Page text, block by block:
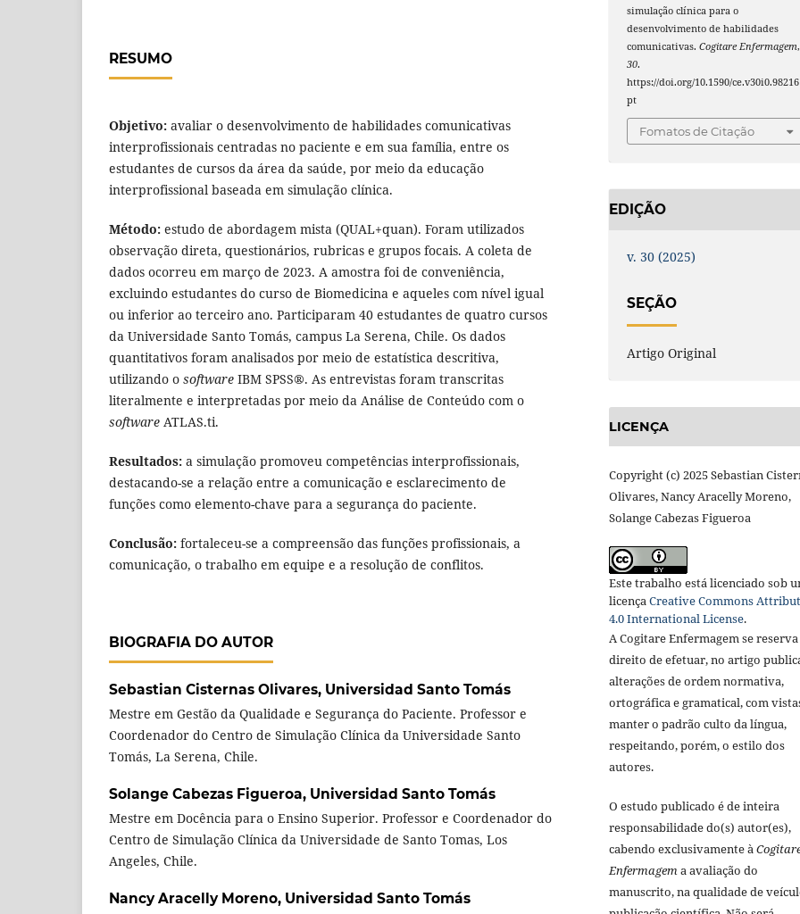
RESUMO
Objetivo: avaliar o desenvolvimento de habilidades comunicativas
interprofissionais centradas no paciente e em sua família, entre os
estudantes de cursos da área da saúde, por meio da educação
interprofissional baseada em simulação clínica.
Método: estudo de abordagem mista (QUAL+quan). Foram utilizados
observação direta, questionários, rubricas e grupos focais. A coleta de
dados ocorreu em março de 2023. A amostra foi de conveniência,
excluindo estudantes do curso de Biomedicina e aqueles com nível igual
ou inferior ao terceiro ano. Participaram 40 estudantes de quatro cursos
da Universidade Santo Tomás, campus La Serena, Chile. Os dados
quantitativos foram analisados por meio de estatística descritiva,
utilizando o software IBM SPSS®. As entrevistas foram transcritas
literalmente e interpretadas por meio da Análise de Conteúdo com o
software ATLAS.ti.
Resultados: a simulação promoveu competências interprofissionais,
destacando-se a relação entre a comunicação e esclarecimento de
funções como elemento-chave para a segurança do paciente.
Conclusão: fortaleceu-se a compreensão das funções profissionais, a
comunicação, o trabalho em equipe e a resolução de conflitos.
BIOGRAFIA DO AUTOR
Sebastian Cisternas Olivares, Universidad Santo Tomás
Mestre em Gestão da Qualidade e Segurança do Paciente. Professor e
Coordenador do Centro de Simulação Clínica da Universidade Santo
Tomás, La Serena, Chile.
Solange Cabezas Figueroa, Universidad Santo Tomás
Mestre em Docência para o Ensino Superior. Professor e Coordenador do
Centro de Simulação Clínica da Universidade de Santo Tomas, Los
Angeles, Chile.
Nancy Aracelly Moreno, Universidad Santo Tomás
simulação clínica para o
desenvolvimento de habilidades
comunicativas.Cogitare Enfermagem,
30.
https://doi.org/10.1590/ce.v30i0.98216
pt
Fomatos de Citação
EDIÇÃO
v. 30 (2025)
SEÇÃO
Artigo Original
LICENÇA
Copyright (c) 2025 Sebastian
Olivares, Nancy Aracelly Moreno,
Solange Cabezas Figueroa
Este trabalho está licenciado sob
licençaCreative Commons
4.0 International License.
A Cogitare Enfermagem se
direito de efetuar, no artigo
alterações de ordem normativa,
ortográfica e gramatical, com
manter o padrão culto da língua,
respeitando, porém, o estilo dos
autores.
O estudo publicado é de inteira
responsabilidade do(s) autor(es),
cabendo exclusivamente à
Enfermagema avaliação do
manuscrito, na qualidade de